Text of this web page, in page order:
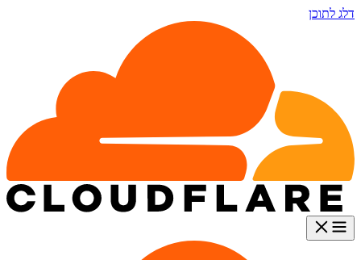
דלג לתוכן